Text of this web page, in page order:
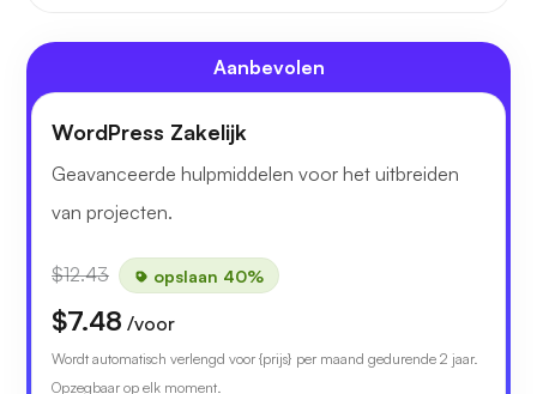
Aanbevolen
WordPress Zakelijk
Geavanceerde hulpmiddelen voor het uitbreiden
van projecten.
$12.43 opslaan 40%
$7.48 /voor
Wordt automatisch verlengd voor {prijs} per maand gedurende 2 jaar.
Opzegbaar op elk moment.